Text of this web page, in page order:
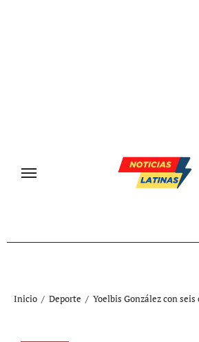
Inicio Deporte Yoelbis González con